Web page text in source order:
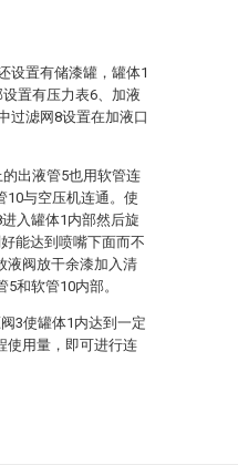
设置有储漆罐，罐体1
置有压力表6、加液
过滤网8设置在加液口
出液管5也用软管连
10与空压机连通。使
入罐体1内部然后旋
能达到喷嘴下面而不
液阀放干余漆加入清
和软管10内部。
3使罐体1内达到一定
使用量，即可进行连